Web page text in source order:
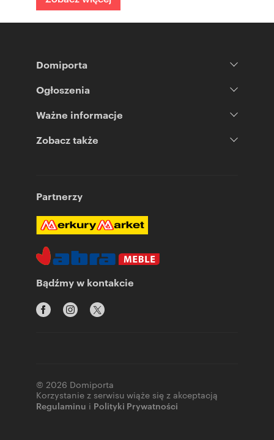
Domiporta
Ogłoszenia
Ważne informacje
Zobacz także
Partnerzy
Bądźmy w kontakcie
© 2026 Domiporta
Korzystanie z serwisu wiąże się z akceptacją
Regulaminu i Polityki Prywatności